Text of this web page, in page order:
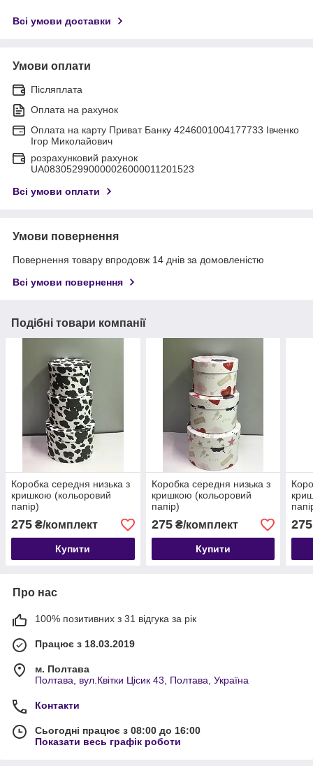
Всі умови доставки
Умови оплати
Післяплата
Оплата на рахунок
Оплата на карту Приват Банку 4246001004177733 Івченко
Ігор Миколайович
розрахунковий рахунок
UA083052990000026000011201523
Всі умови оплати
Умови повернення
Повернення товару впродовж 14 днів за домовленістю
Всі умови повернення
Подібні товари компанії
Коробка середня низька з
кришкою (кольоровий
папір)
275 ₴/комплект
Купити
Коробка середня низька з
кришкою (кольоровий
папір)
275₴/комплект
Купити
275
Про нас
100% позитивних з 31 відгука за рік
Працює з 18.03.2019
м. Полтава
Полтава, вул.Квітки Цісик 43, Полтава, Україна
Контакти
Сьогодні працює з 08:00 до 16:00
Показати весь графік роботи